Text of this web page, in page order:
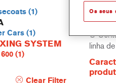
(1)
Cars (1)
SYSTEM
(1)
Clear Filter
O
linha
Os seus